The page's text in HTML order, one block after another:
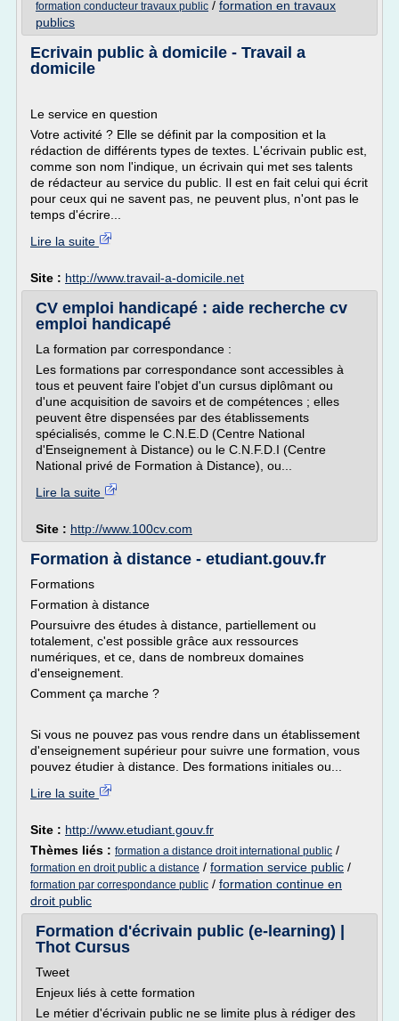
formation conducteur travaux public / formation en travaux
publics
Ecrivain public à domicile - Travail a
domicile
Le service en question
Votre activité ? Elle se définit par la composition et la
rédaction de différents types de textes. L'écrivain public est,
comme son nom l'indique, un écrivain qui met ses talents
de rédacteur au service du public. Il est en fait celui qui écrit
pour ceux qui ne savent pas, ne peuvent plus, n'ont pas le
temps d'écrire...
Lire la suite
Site : http://www.travail-a-domicile.net
CV emploi handicapé : aide recherche cv
emploi handicapé
La formation par correspondance :
Les formations par correspondance sont accessibles à
tous et peuvent faire l'objet d'un cursus diplômant ou
d'une acquisition de savoirs et de compétences ; elles
peuvent être dispensées par des établissements
spécialisés, comme le C.N.E.D (Centre National
d'Enseignement à Distance) ou le C.N.F.D.I (Centre
National privé de Formation à Distance), ou...
Lire la suite
Site : http://www.100cv.com
Formation à distance - etudiant.gouv.fr
Formations
Formation à distance
Poursuivre des études à distance, partiellement ou
totalement, c'est possible grâce aux ressources
numériques, et ce, dans de nombreux domaines
d'enseignement.
Comment ça marche ?
Si vous ne pouvez pas vous rendre dans un établissement
d'enseignement supérieur pour suivre une formation, vous
pouvez étudier à distance. Des formations initiales ou...
Lire la suite
Site : http://www.etudiant.gouv.fr
Thèmes liés : formation a distance droit international public /
formation en droit public a distance / formation service public /
formation par correspondance public / formation continue en
droit public
Formation d'écrivain public (e-learning) |
Thot Cursus
Tweet
Enjeux liés à cette formation
Le métier d'écrivain public ne se limite plus à rédiger des